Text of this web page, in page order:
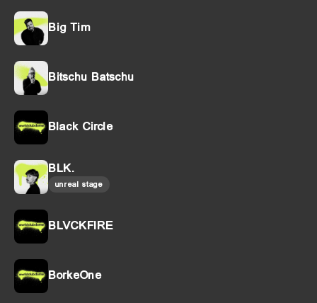
Big Tim
Bitschu Batschu
Black Circle
BLK.
unreal stage
BLVCKFIRE
BorkeOne